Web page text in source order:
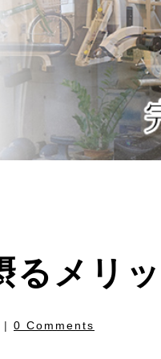
るメリ
| 0 Comments